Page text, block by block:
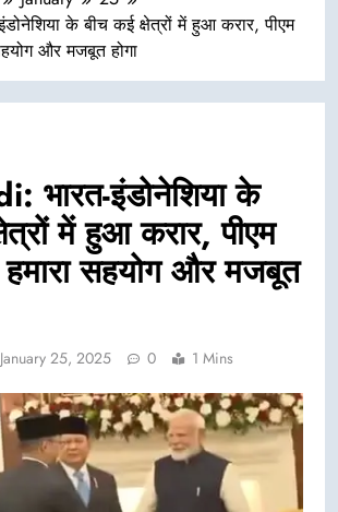
के बीच कई क्षेत्रों में हुआ करार, पीएम
और मजबूत होगा
भारत-इंडोनेशिया के
में हुआ करार, पीएम
हमारा सहयोग और मजबूत
January 25, 2025 0 1 Mins